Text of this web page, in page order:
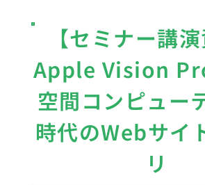
【セミナー講演
Apple Vision
空間コンピュー
時代のWebサイ
リ